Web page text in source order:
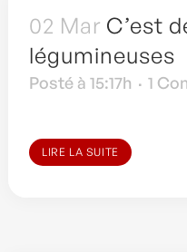
02 Mar C’est
légumineuses
Posté à 15:17h 1
LIRE LA SUITE